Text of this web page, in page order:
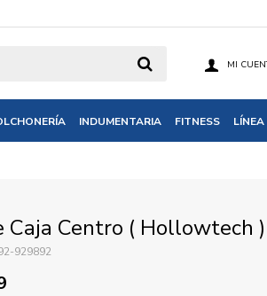
INDUMENTARIA FITNESS LÍNEA
Caja Centro ( Hollowtech )
929892